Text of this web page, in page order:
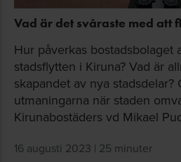
Vad är det svåraste med att
Hur påverkas bostadsbolaget
stadsflytten i Kiruna? Vad är
skapandet av nya
utmaningarna när staden
Kirunabostäders vd Mikael
16 augusti 2023 | 25 minuter